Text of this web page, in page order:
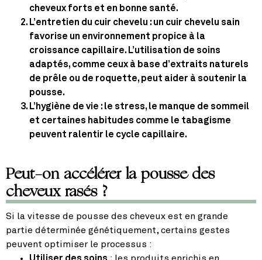
cheveux forts et en bonne santé.
L’entretien du cuir chevelu : un cuir chevelu sain
favorise un environnement propice à la
croissance capillaire. L’utilisation de soins
adaptés, comme ceux à base d’extraits naturels
de prêle ou de roquette, peut aider à soutenir la
pousse.
L’hygiène de vie : le stress, le manque de sommeil
et certaines habitudes comme le tabagisme
peuvent ralentir le cycle capillaire.
Peut-on accélérer la pousse des
cheveux rasés ?
Si la vitesse de pousse des cheveux est en grande
partie déterminée génétiquement, certains gestes
peuvent optimiser le processus :